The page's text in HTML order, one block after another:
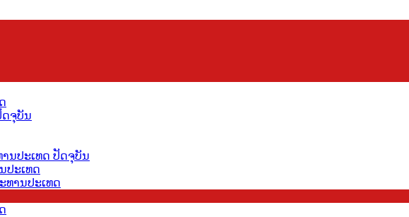
ດຈຸບັນ
ນປະເທດ ປັດຈຸບັນ
ປະເທດ
ານປະເທດ